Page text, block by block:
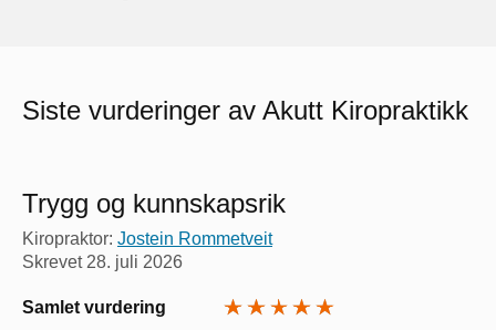
Siste vurderinger av Akutt Kiropraktikk
Trygg og kunnskapsrik
Kiropraktor: Jostein Rommetveit
Skrevet 28. juli 2026
Samlet vurdering